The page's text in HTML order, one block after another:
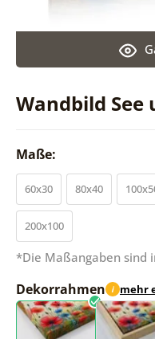
Wandbild See
Maße:
60x30 80x40
200x100
*Die Maßangaben sind
Dekorrahmen i mehr